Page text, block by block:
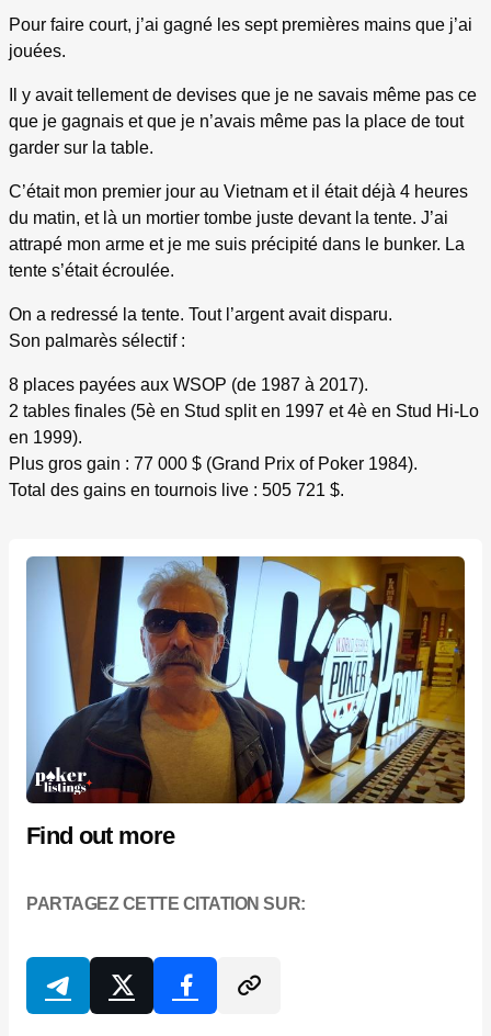
Pour faire court, j’ai gagné les sept premières mains que j’ai
jouées.
Il y avait tellement de devises que je ne savais même pas ce
que je gagnais et que je n’avais même pas la place de tout
garder sur la table.
C’était mon premier jour au Vietnam et il était déjà 4 heures
du matin, et là un mortier tombe juste devant la tente. J’ai
attrapé mon arme et je me suis précipité dans le bunker. La
tente s’était écroulée.
On a redressé la tente. Tout l’argent avait disparu.
Son palmarès sélectif :
8 places payées aux WSOP (de 1987 à 2017).
2 tables finales (5è en Stud split en 1997 et 4è en Stud Hi-Lo
en 1999).
Plus gros gain : 77 000 $ (Grand Prix of Poker 1984).
Total des gains en tournois live : 505 721 $.
Find out more
PARTAGEZ CETTE CITATION SUR: